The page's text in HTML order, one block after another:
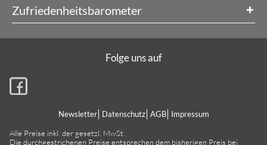
Zufriedenheitsbarometer
Newsletter Datenschutz AGB Impressum
Alle Preise inkl. der gesetzl. MwSt.
Die durchgestrichenen Preise entsprechen dem bisherigen Preis bei
Folge uns auf